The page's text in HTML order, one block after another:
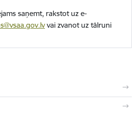
saņemt, rakstot uz e-
vai zvanot uz tālruni